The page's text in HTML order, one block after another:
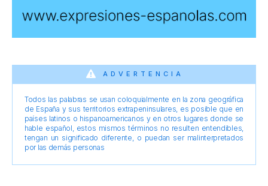
ADVERTENCIA
Todos las palabras se usan coloquialmente en la zona geográfica
de España y sus territorios extrapeninsulares, es posible que en
países latinos o hispanoamericanos y en otros lugares donde se
hable español, estos mismos términos no resulten entendibles,
tengan un significado diferente, o puedan ser malinterpretados
por las demás personas